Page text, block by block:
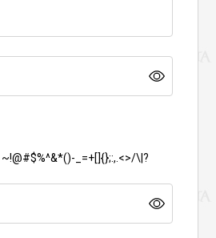
~!@#$%^&*()-_=+[]{};:,.<>/\|?